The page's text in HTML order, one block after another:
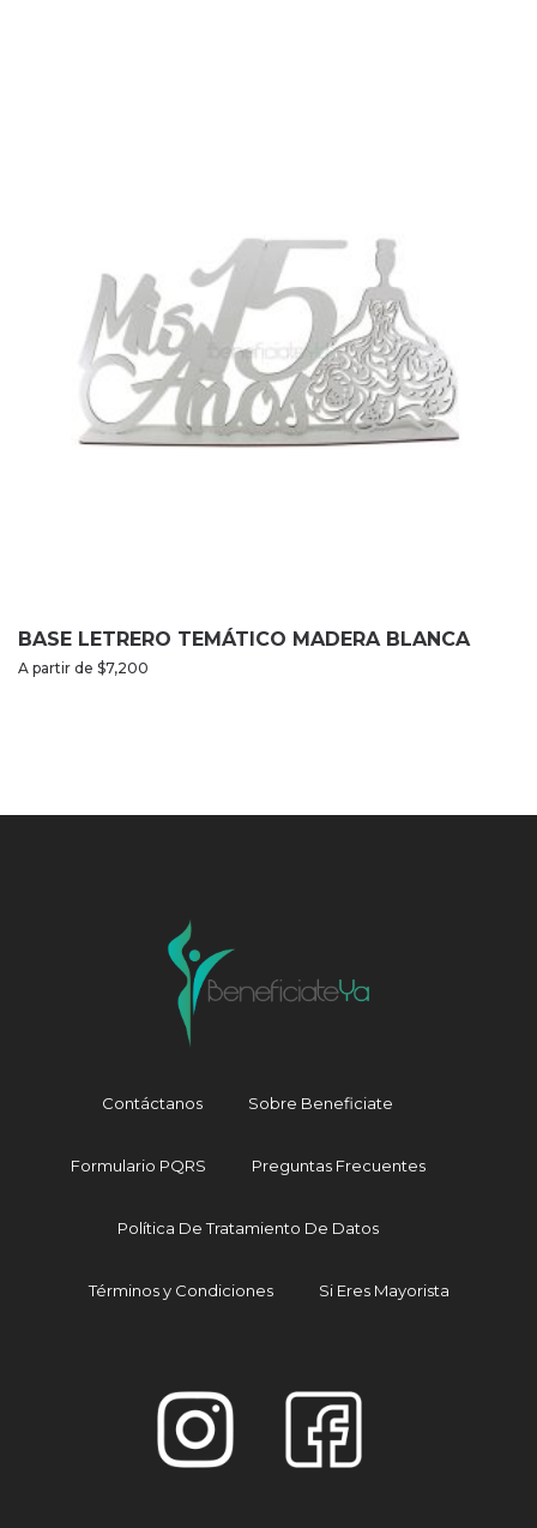
BASE LETRERO TEMÁTICO MADERA BLANCA
A partir de $7,200
BeneficiateYa
Contáctanos Sobre Beneficiate
Formulario PQRS Preguntas Frecuentes
Política De Tratamiento De Datos
Términos y Condiciones Si Eres Mayorista